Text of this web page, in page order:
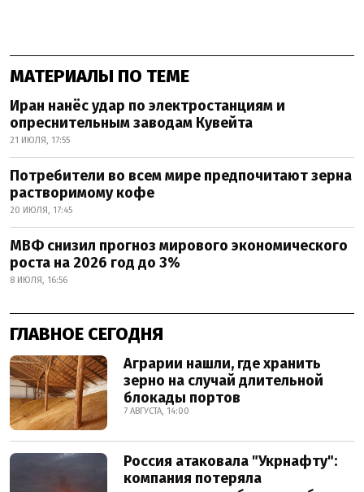
МАТЕРИАЛЫ ПО ТЕМЕ
Иран нанёс удар по электростанциям и
опреснительным заводам Кувейта
21 ИЮЛЯ, 17:55
Потребители во всем мире предпочитают зерна
растворимому кофе
20 ИЮЛЯ, 17:45
МВФ снизил прогноз мирового экономического
роста на 2026 год до 3%
8 ИЮЛЯ, 16:56
ГЛАВНОЕ СЕГОДНЯ
Аграрии нашли, где хранить
зерно на случай длительной
блокады портов
7 АВГУСТА, 14:00
Россия атаковала "Укрнафту":
компания потеряла